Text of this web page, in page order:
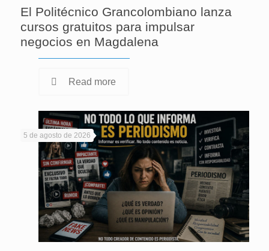
El Politécnico Grancolombiano lanza
cursos gratuitos para impulsar
negocios en Magdalena
Read more
5 de agosto de 2026